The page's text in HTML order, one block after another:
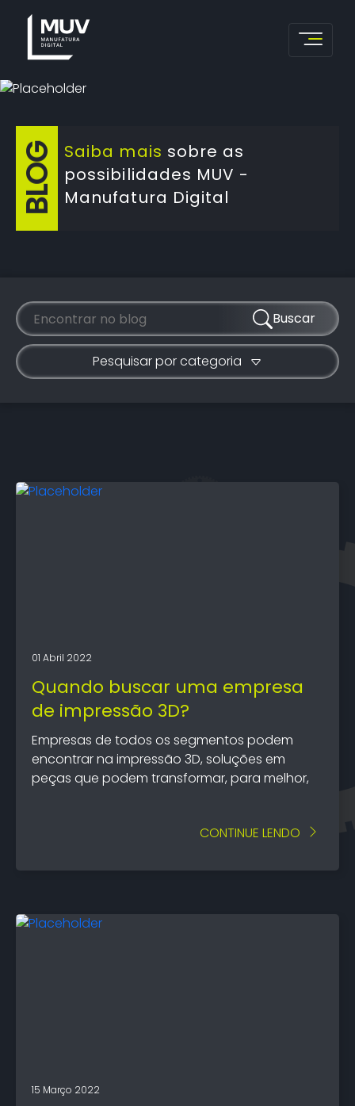
BLOG Saiba mais sobre as
possibilidades MUV -
Manufatura Digital
Buscar
Pesquisar por categoria
01 Abril 2022
Quando buscar uma empresa
de impressão 3D?
Empresas de todos os segmentos podem
encontrar na impressão 3D, soluções em
peças que podem transformar, para melhor,
CONTINUE LENDO
15 Março 2022